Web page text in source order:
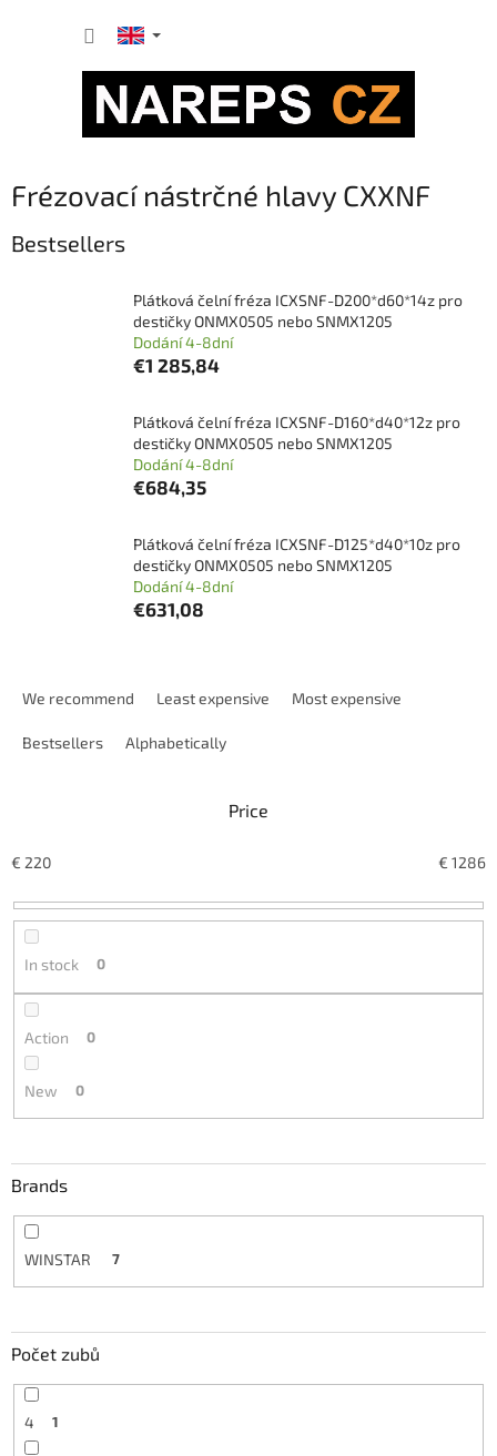
Frézovací nástrčné hlavy CXXNF
Bestsellers
Plátková čelní fréza ICXSNF-D200*d60*14z pro
destičky ONMX0505 nebo SNMX1205
Dodání 4-8dní
€1 285,84
Plátková čelní fréza ICXSNF-D160*d40*12z pro
destičky ONMX0505 nebo SNMX1205
Dodání 4-8dní
€684,35
Plátková čelní fréza ICXSNF-D125*d40*10z pro
destičky ONMX0505 nebo SNMX1205
Dodání 4-8dní
€631,08
o
t
g
We recommend Least expensive Most expensive
Bestsellers Alphabetically
Price
€ 220 € 1286
In stock 0
Action 0
New 0
Brands
WINSTAR 7
Počet zubů
4 1